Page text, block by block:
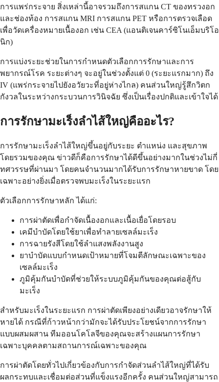
การแพร่กระจาย สิ่งเหล่านี้อาจรวมถึงการสแกน CT ของทรวงอก
และช่องท้อง การสแกน MRI การสแกน PET หรือการตรวจเลือด
เพื่อวัดเครื่องหมายเนื้องอก เช่น CEA (แอนติเจนคาร์ซิโนเอ็มบริโอ
นิก)
การแบ่งระยะช่วยในการกำหนดตัวเลือกการรักษาและการ
พยากรณ์โรค ระยะต่างๆ จะอยู่ในช่วงตั้งแต่ 0 (ระยะแรกมาก) ถึง
IV (แพร่กระจายไปยังอวัยวะที่อยู่ห่างไกล) คนส่วนใหญ่รู้สึกวิตก
กังวลในระหว่างกระบวนการวินิจฉัย ซึ่งเป็นเรื่องปกติและเข้าใจได้
การรักษามะเร็งลำไส้ใหญ่คืออะไร?
การรักษามะเร็งลำไส้ใหญ่ขึ้นอยู่กับระยะ ตำแหน่ง และสุขภาพ
โดยรวมของคุณ ข่าวดีก็คือการรักษาได้ดีขึ้นอย่างมากในช่วงไม่กี่
ทศวรรษที่ผ่านมา โดยคนจำนวนมากได้รับการรักษาหายขาด โดย
เฉพาะอย่างยิ่งเมื่อตรวจพบมะเร็งในระยะแรก
ตัวเลือกการรักษาหลัก ได้แก่:
การผ่าตัดเพื่อกำจัดเนื้องอกและเนื้อเยื่อโดยรอบ
เคมีบำบัดโดยใช้ยาเพื่อทำลายเซลล์มะเร็ง
การฉายรังสีโดยใช้ลำแสงพลังงานสูง
ยาบำบัดแบบกำหนดเป้าหมายที่โจมตีลักษณะเฉพาะของ
เซลล์มะเร็ง
ภูมิคุ้มกันบำบัดที่ช่วยให้ระบบภูมิคุ้มกันของคุณต่อสู้กับ
มะเร็ง
สำหรับมะเร็งในระยะแรก การผ่าตัดเพียงอย่างเดียวอาจรักษาให้
หายได้ กรณีที่ก้าวหน้ากว่ามักจะได้รับประโยชน์จากการรักษา
แบบผสมผสาน ทีมออนโคโลจีของคุณจะสร้างแผนการรักษา
เฉพาะบุคคลตามสถานการณ์เฉพาะของคุณ
การผ่าตัดโดยทั่วไปเกี่ยวข้องกับการกำจัดส่วนลำไส้ใหญ่ที่ได้รับ
ผลกระทบและเชื่อมต่อส่วนที่แข็งแรงอีกครั้ง คนส่วนใหญ่สามารถ